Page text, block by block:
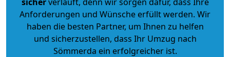
Anforderungen und Wünsche erfüllt werden. Wir
haben die besten Partner, um Ihnen zu helfen
und sicherzustellen, dass Ihr Umzug nach
Sömmerda ein erfolgreicher ist.